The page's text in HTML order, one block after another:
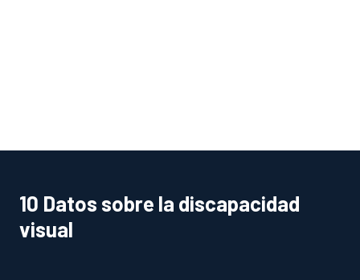
10 Datos sobre la discapacidad
visual